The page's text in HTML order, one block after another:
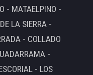
- MATAELPINO -
LA SIERRA -
- COLLADO
-
- LOS